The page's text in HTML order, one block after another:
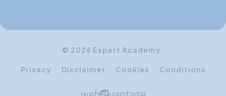
© 2026 Expert Academy.
Privacy Disclaimer Cookies Conditions